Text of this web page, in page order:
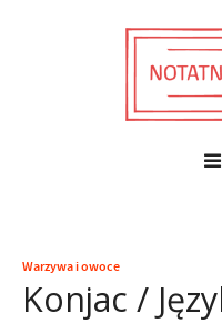
Warzywa i owoce
Konjac /